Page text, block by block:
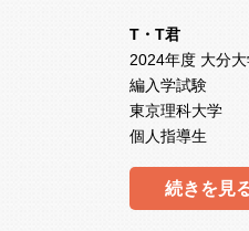
T・T君
2024年度 大分
編入学試験
東京理科大学
個人指導生
続きを見